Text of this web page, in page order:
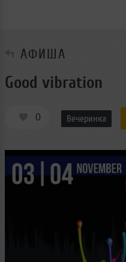
АФИША
Good vibration
0 Вечеринка